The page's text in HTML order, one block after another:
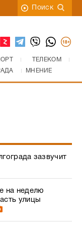
Поиск
ТЕЛЕКОМ
МНЕНИЕ
зазвучит
на неделю
улицы